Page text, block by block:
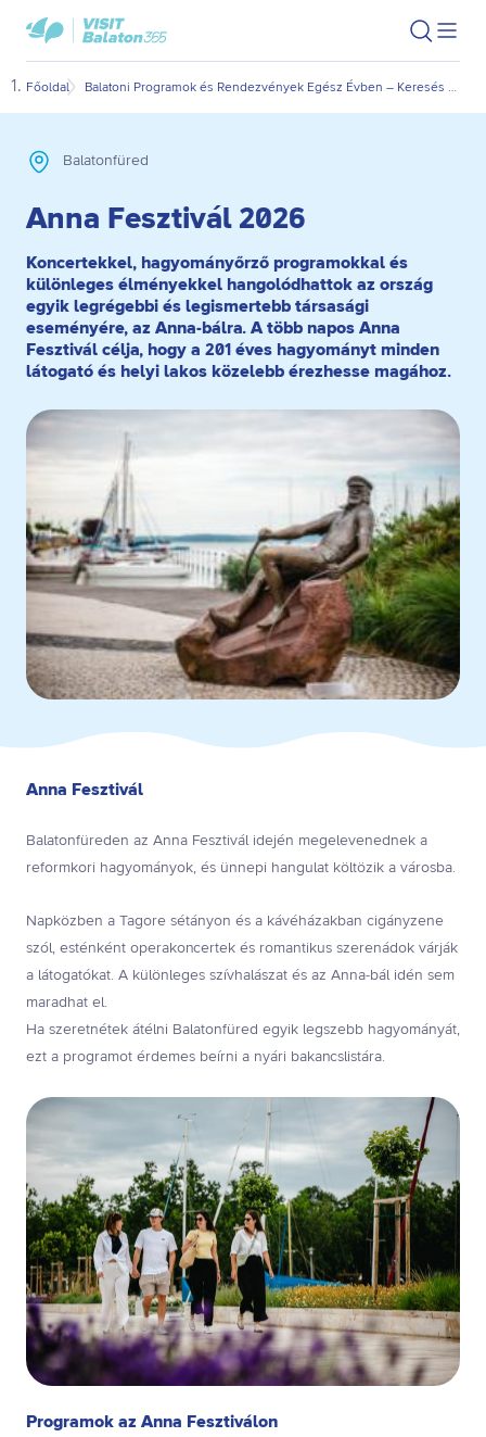
Ugrás
fő
Ugrás
oldal
VisitBalaton365
kezdőlap
Keresés
Főoldal Balatoni Programok és Rendezvények Egész Évben – Keresés Dátum és Kategória Szerint
Balatonfüred
Anna Fesztivál 2026
Koncertekkel, hagyományőrző programokkal és
különleges élményekkel hangolódhattok az ország
egyik legrégebbi és legismertebb társasági
eseményére, az Anna-bálra. A több napos Anna
Fesztivál célja, hogy a 201 éves hagyományt minden
látogató és helyi lakos közelebb érezhesse magához.
Anna Fesztivál
Balatonfüreden az Anna Fesztivál idején megelevenednek a
reformkori hagyományok, és ünnepi hangulat költözik a városba.
Napközben a Tagore sétányon és a kávéházakban cigányzene
szól, esténként operakoncertek és romantikus szerenádok várják
a látogatókat. A különleges szívhalászat és az Anna-bál idén sem
maradhat el.
Ha szeretnétek átélni Balatonfüred egyik legszebb hagyományát,
ezt a programot érdemes beírni a nyári bakancslistára.
Programok az Anna Fesztiválon